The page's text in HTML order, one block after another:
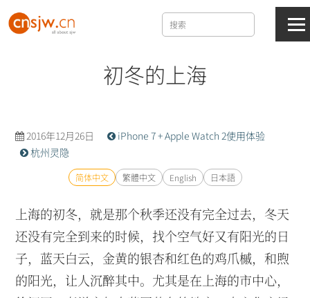
初冬的上海
2016年12月26日
iPhone 7 + Apple Watch 2使用体验
杭州灵隐
简体中文 繁體中文 English 日本語
上海的初冬，就是那个秋季还没有完全过去，冬天
还没有完全到来的时候，找个空气好又有阳光的日
子，蓝天白云，金黄的银杏和红色的鸡爪槭，和煦
的阳光，让人沉醉其中。尤其是在上海的市中心，